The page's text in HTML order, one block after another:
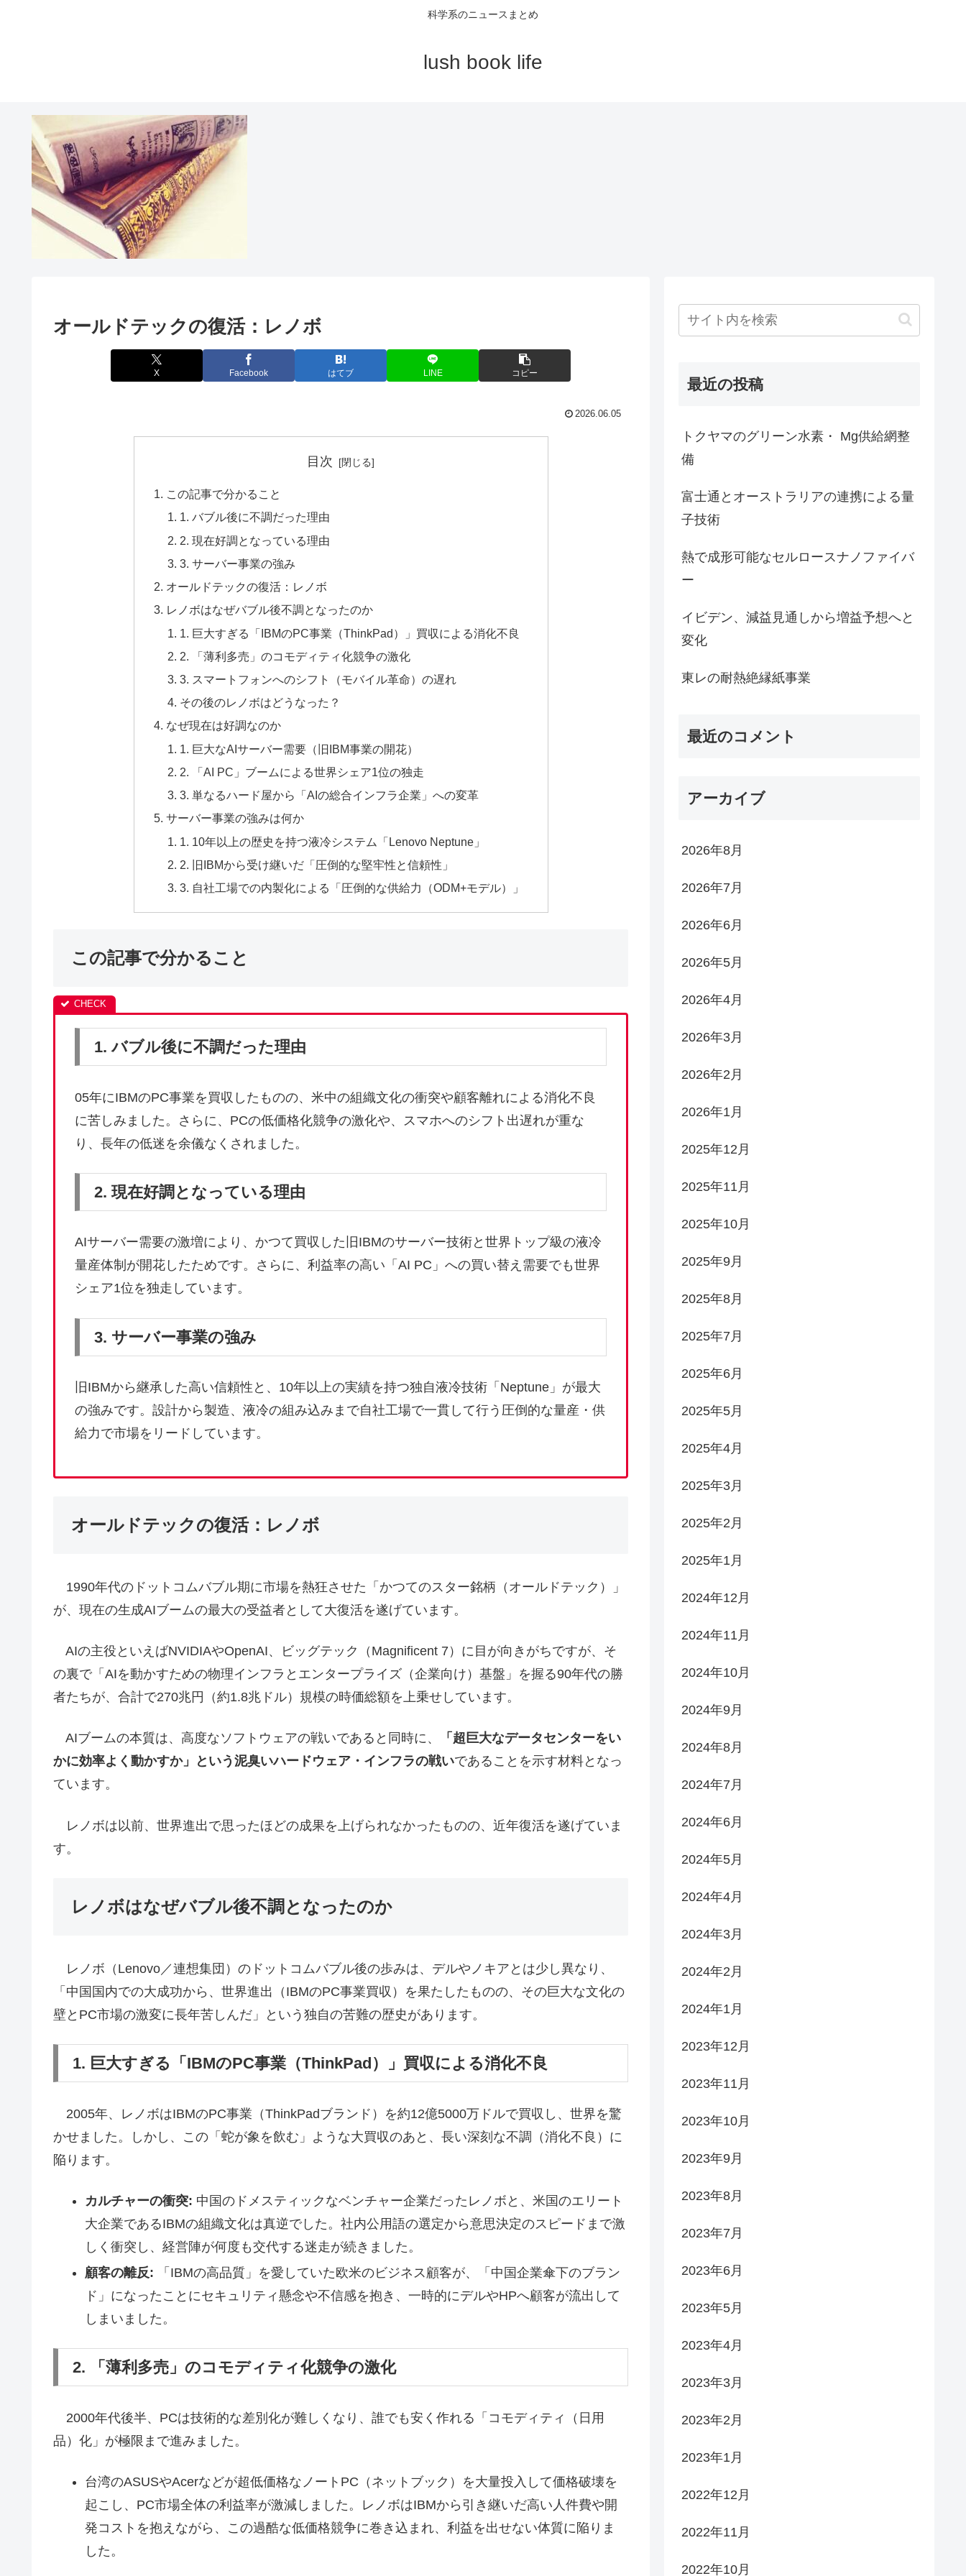
科学系のニュースまとめ
lush book life
オールドテックの復活：レノボ
X Facebook はてブ LINE コピー
2026.06.05
目次
この記事で分かること
1. バブル後に不調だった理由
2. 現在好調となっている理由
3. サーバー事業の強み
オールドテックの復活：レノボ
レノボはなぜバブル後不調となったのか
1. 巨大すぎる「IBMのPC事業（ThinkPad）」買収による消化不良
2. 「薄利多売」のコモディティ化競争の激化
3. スマートフォンへのシフト（モバイル革命）の遅れ
その後のレノボはどうなった？
なぜ現在は好調なのか
1. 巨大なAIサーバー需要（旧IBM事業の開花）
2. 「AI PC」ブームによる世界シェア1位の独走
3. 単なるハード屋から「AIの総合インフラ企業」への変革
サーバー事業の強みは何か
1. 10年以上の歴史を持つ液冷システム「Lenovo Neptune」
2. 旧IBMから受け継いだ「圧倒的な堅牢性と信頼性」
3. 自社工場での内製化による「圧倒的な供給力（ODM+モデル）」
この記事で分かること
1. バブル後に不調だった理由
05年にIBMのPC事業を買収したものの、米中の組織文化の衝突や顧客離れによる消化不良
に苦しみました。さらに、PCの低価格化競争の激化や、スマホへのシフト出遅れが重な
り、長年の低迷を余儀なくされました。
2. 現在好調となっている理由
AIサーバー需要の激増により、かつて買収した旧IBMのサーバー技術と世界トップ級の液冷
量産体制が開花したためです。さらに、利益率の高い「AI PC」への買い替え需要でも世界
シェア1位を独走しています。
3. サーバー事業の強み
旧IBMから継承した高い信頼性と、10年以上の実績を持つ独自液冷技術「Neptune」が最大
の強みです。設計から製造、液冷の組み込みまで自社工場で一貫して行う圧倒的な量産・供
給力で市場をリードしています。
オールドテックの復活：レノボ
1990年代のドットコムバブル期に市場を熱狂させた「かつてのスター銘柄（オールドテック）」
が、現在の生成AIブームの最大の受益者として大復活を遂げています。
AIの主役といえばNVIDIAやOpenAI、ビッグテック（Magnificent 7）に目が向きがちですが、そ
の裏で「AIを動かすための物理インフラとエンタープライズ（企業向け）基盤」を握る90年代の勝
者たちが、合計で270兆円（約1.8兆ドル）規模の時価総額を上乗せしています。
AIブームの本質は、高度なソフトウェアの戦いであると同時に、
「超巨大なデータセンターをい
かに効率よく動かすか」という泥臭いハードウェア・インフラの戦いであることを示す材料となっ
ています。
レノボは以前、世界進出で思ったほどの成果を上げられなかったものの、近年復活を遂げていま
す。
レノボはなぜバブル後不調となったのか
レノボ（Lenovo／連想集団）のドットコムバブル後の歩みは、デルやノキアとは少し異なり、
「中国国内での大成功から、世界進出（IBMのPC事業買収）を果たしたものの、その巨大な文化の
壁とPC市場の激変に長年苦しんだ」という独自の苦難の歴史があります。
1. 巨大すぎる「IBMのPC事業（ThinkPad）」買収による消化不良
2005年、レノボはIBMのPC事業（ThinkPadブランド）を約12億5000万ドルで買収し、世界を驚
かせました。しかし、この「蛇が象を飲む」ような大買収のあと、長い深刻な不調（消化不良）に
陥ります。
カルチャーの衝突: 中国のドメスティックなベンチャー企業だったレノボと、米国のエリート
大企業であるIBMの組織文化は真逆でした。社内公用語の選定から意思決定のスピードまで激
しく衝突し、経営陣が何度も交代する迷走が続きました。
顧客の離反: 「IBMの高品質」を愛していた欧米のビジネス顧客が、「中国企業傘下のブラン
ド」になったことにセキュリティ懸念や不信感を抱き、一時的にデルやHPへ顧客が流出して
しまいました。
2. 「薄利多売」のコモディティ化競争の激化
2000年代後半、PCは技術的な差別化が難しくなり、誰でも安く作れる「コモディティ（日用
品）化」が極限まで進みました。
台湾のASUSやAcerなどが超低価格なノートPC（ネットブック）を大量投入して価格破壊を
起こし、PC市場全体の利益率が激減しました。レノボはIBMから引き継いだ高い人件費や開
発コストを抱えながら、この過酷な低価格競争に巻き込まれ、利益を出せない体質に陥りま
した。
最近の投稿
トクヤマのグリーン水素・ Mg供給網整
備
富士通とオーストラリアの連携による量
子技術
熱で成形可能なセルロースナノファイバ
ー
イビデン、減益見通しから増益予想へと
変化
東レの耐熱絶縁紙事業
最近のコメント
アーカイブ
2026年8月
2026年7月
2026年6月
2026年5月
2026年4月
2026年3月
2026年2月
2026年1月
2025年12月
2025年11月
2025年10月
2025年9月
2025年8月
2025年7月
2025年6月
2025年5月
2025年4月
2025年3月
2025年2月
2025年1月
2024年12月
2024年11月
2024年10月
2024年9月
2024年8月
2024年7月
2024年6月
2024年5月
2024年4月
2024年3月
2024年2月
2024年1月
2023年12月
2023年11月
2023年10月
2023年9月
2023年8月
2023年7月
2023年6月
2023年5月
2023年4月
2023年3月
2023年2月
2023年1月
2022年12月
2022年11月
2022年10月